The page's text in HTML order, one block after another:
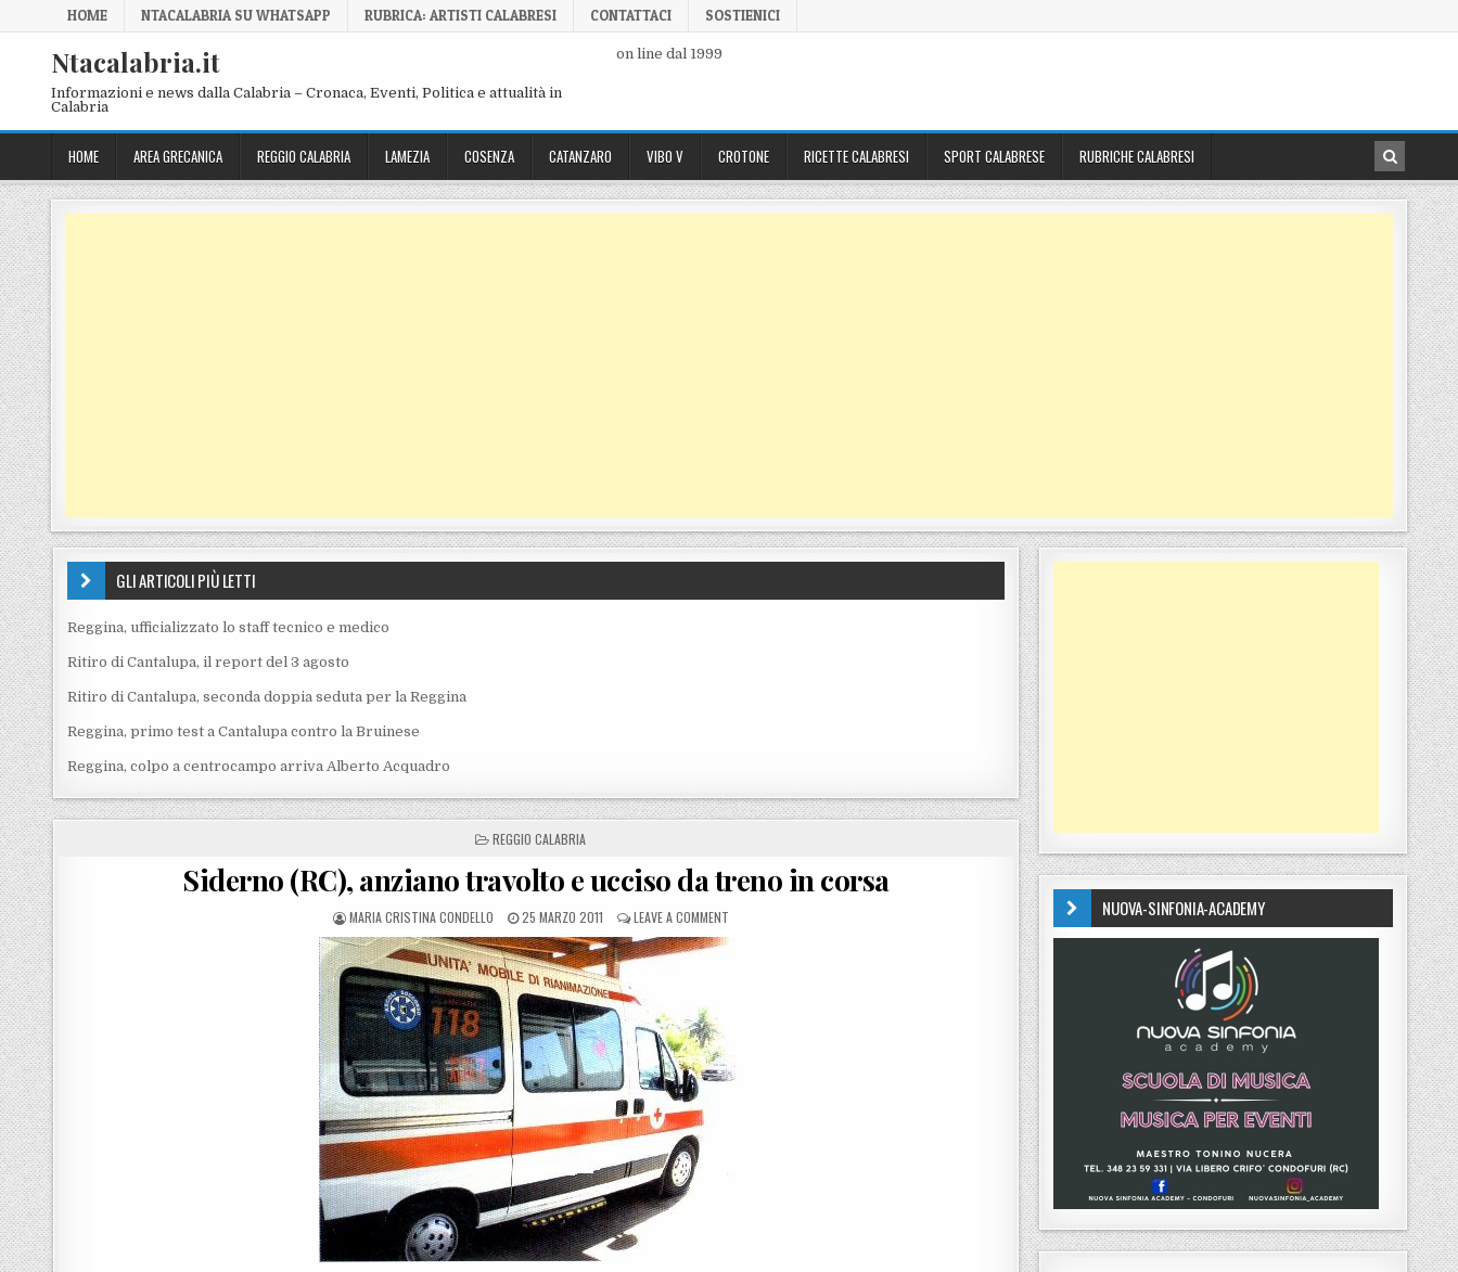
Skip to content
HOME NTACALABRIA SU WHATSAPP RUBRICA: ARTISTI CALABRESI CONTATTACI SOSTIENICI
Ntacalabria.it
Informazioni e news dalla Calabria – Cronaca, Eventi, Politica e attualità in
Calabria
on line dal 1999
HOME AREA GRECANICA REGGIO CALABRIA LAMEZIA COSENZA CATANZARO VIBO V CROTONE RICETTE CALABRESI SPORT CALABRESE RUBRICHE CALABRESI
GLI ARTICOLI PIÙ LETTI
Reggina, ufficializzato lo staff tecnico e medico
Ritiro di Cantalupa, il report del 3 agosto
Ritiro di Cantalupa, seconda doppia seduta per la Reggina
Reggina, primo test a Cantalupa contro la Bruinese
Reggina, colpo a centrocampo arriva Alberto Acquadro
POSTED IN
REGGIO CALABRIA
Siderno (RC), anziano travolto e ucciso da treno in corsa
POSTED BY
MARIA CRISTINA CONDELLO POSTED ON
25 MARZO 2011 LEAVE A COMMENTON SIDERNO (RC), ANZIANO TRAVOLTO E UCCISO DA TRENO IN CORSA NUOVA-SINFONIA-ACADEMY